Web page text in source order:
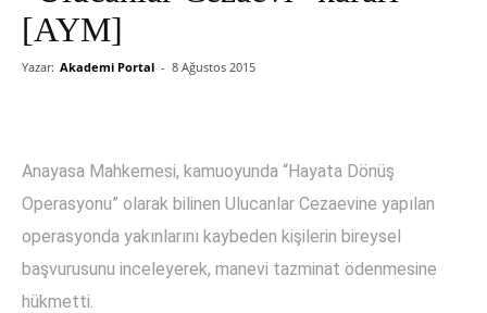
[AYM]
Yazar: Akademi Portal - 8 Ağustos 2015
Anayasa Mahkemesi, kamuoyunda “Hayata Dönüş
Operasyonu” olarak bilinen Ulucanlar Cezaevine yapılan
operasyonda yakınlarını kaybeden kişilerin bireysel
başvurusunu inceleyerek, manevi tazminat ödenmesine
hükmetti.